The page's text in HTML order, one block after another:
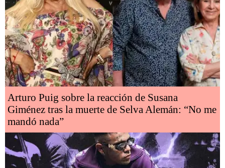
Arturo Puig sobre la reacción de Susana
Giménez tras la muerte de Selva Alemán: “No me
mandó nada”